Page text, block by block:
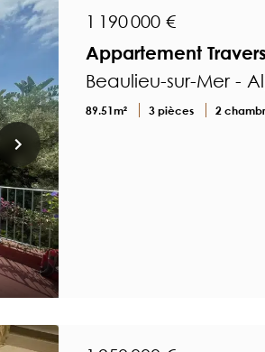
1 190 000 €
Appartement
Beaulieu-sur-Mer -
89.51m² 3 pièces 2